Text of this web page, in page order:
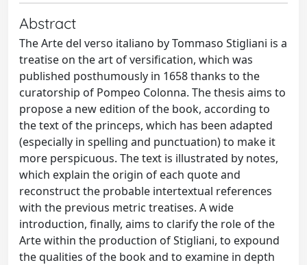
Abstract
The Arte del verso italiano by Tommaso Stigliani is a
treatise on the art of versification, which was
published posthumously in 1658 thanks to the
curatorship of Pompeo Colonna. The thesis aims to
propose a new edition of the book, according to
the text of the princeps, which has been adapted
(especially in spelling and punctuation) to make it
more perspicuous. The text is illustrated by notes,
which explain the origin of each quote and
reconstruct the probable intertextual references
with the previous metric treatises. A wide
introduction, finally, aims to clarify the role of the
Arte within the production of Stigliani, to expound
the qualities of the book and to examine in depth